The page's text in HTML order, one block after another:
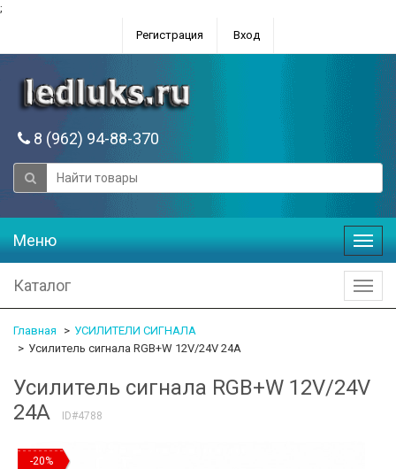
;
Регистрация
Вход
8 (962) 94-88-370
Меню
Меню
Каталог
Главная
УСИЛИТЕЛИ СИГНАЛА
Усилитель сигнала RGB+W 12V/24V 24A
Усилитель сигнала RGB+W 12V/24V
24A
ID#4788
-20%